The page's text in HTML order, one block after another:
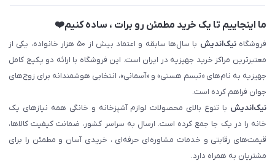
ما اینجاییم تا یک خرید مطمئن رو برات ، ساده کنیم❤️
فروشگاهنیک‌اندیش
با سال‌ها سابقه و اعتماد بیش از ۵۰ هزار خانواده، یکی از
معتبرترین مراکز خرید جهیزیه در ایران است. این فروشگاه با ارائه دو پکیج کامل
جهیزیه به نام‌های «تبسم هستی» و «آسمانی»، انتخابی هوشمندانه برای زوج‌های
جوان فراهم کرده است.
نیک‌اندیش با تنوع بالای محصولات لوازم آشپزخانه و خانگی همه نیازهای یک
خانه را در یک جا جمع کرده است. ارسال به سراسر کشور، ضمانت کیفیت کالاها،
قیمت‌های رقابتی و خدمات مشاوره‌ای حرفه‌ای ، خریدی آسان و مطمئن را برای
مشتریان به همراه دارد.